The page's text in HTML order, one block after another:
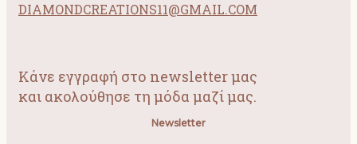
DIAMONDCREATIONS11@GMAIL.COM
Κάνε εγγραφή στο newsletter μας
και ακολούθησε τη μόδα μαζί μας.
Newsletter